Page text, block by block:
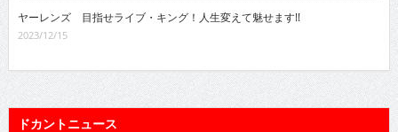
ヤーレンズ 目指せライブ・キング！人生変えて魅せます!!
2023/12/15
ドカントニュース